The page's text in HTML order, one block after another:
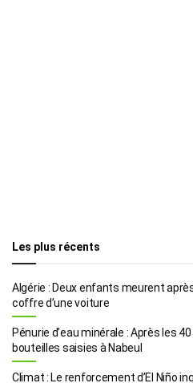
Les plus récents
Algérie : Deux enfants meurent
coffre d’une voiture
Pénurie d’eau minérale : Après les
bouteilles saisies à Nabeul
Climat : Le renforcement d’El Niño